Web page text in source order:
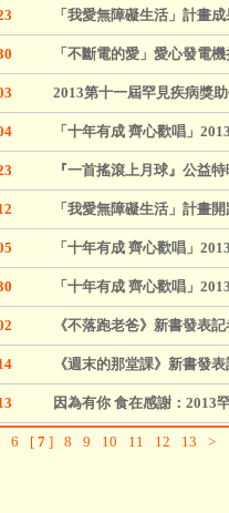
「我愛無障礙生活」計畫
「不斷電的愛」愛心發電
2013第十一屆罕見疾病獎
「十年有成 齊心歡唱」
『一首搖滾上月球』公益
「我愛無障礙生活」計畫
「十年有成 齊心歡唱」
「十年有成 齊心歡唱」
《不落跑老爸》新書發表
《週末的那堂課》新書發
因為有你 食在感謝：2013
6 [ 7 ] 8 9 10 11 12 13 >